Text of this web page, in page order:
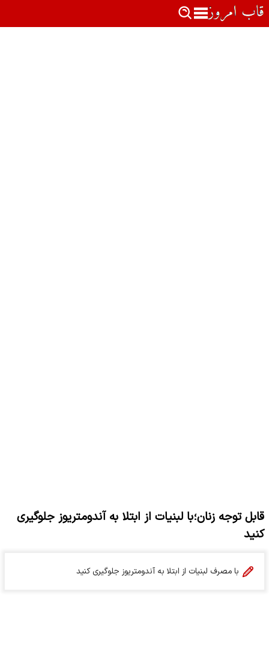
قابل توجه زنان؛با لبنیات از ابتلا به آندومتریوز جلوگیری
کنید
با مصرف لبنیات از ابتلا به آندومتریوز جلوگیری کنید